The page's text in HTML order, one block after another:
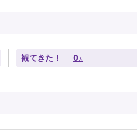
観てきた！ 0 人